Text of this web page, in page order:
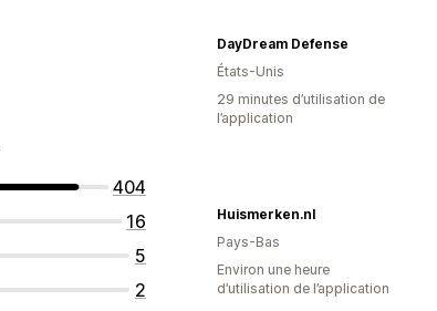
404
16
5
2
DayDream Defense
États-Unis
29 minutes d’utilisation de
l’application
Huismerken.nl
Pays-Bas
Environ une heure
d’utilisation de l’application